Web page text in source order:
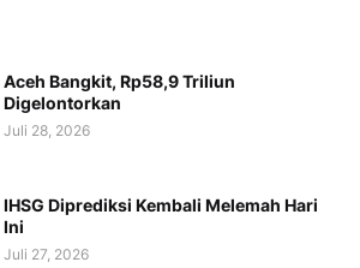
Aceh Bangkit, Rp58,9 Triliun
Digelontorkan
Juli 28, 2026
IHSG Diprediksi Kembali Melemah Hari
Ini
Juli 27, 2026